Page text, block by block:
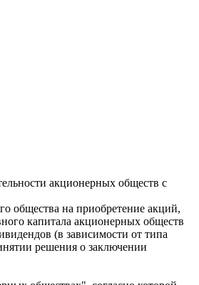
акционерных обществ с
общества на приобретение акций,
капитала акционерных обществ
(в зависимости от типа
решения о заключении